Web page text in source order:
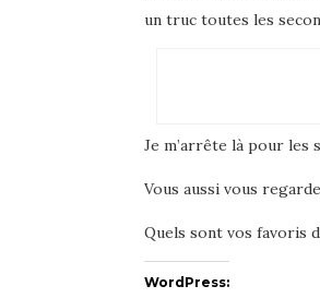
un truc toutes les
Je m’arrête là pour les
Vous aussi vous
Quels sont vos favoris
WordPress: